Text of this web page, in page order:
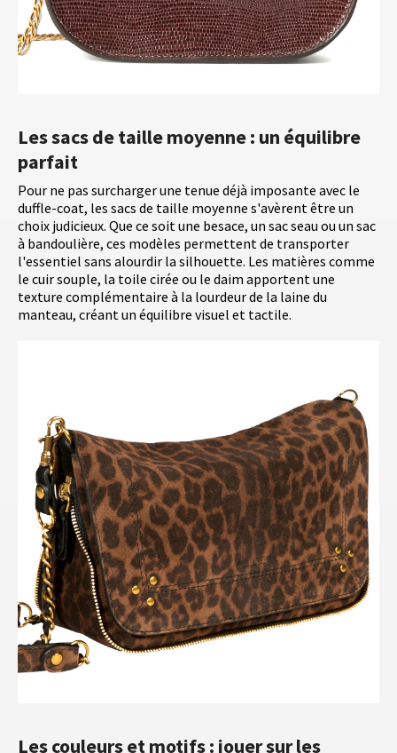
Les sacs de taille moyenne : un équilibre
parfait
Pour ne pas surcharger une tenue déjà imposante avec le
duffle-coat, les sacs de taille moyenne s'avèrent être un
choix judicieux. Que ce soit une besace, un sac seau ou un sac
à bandoulière, ces modèles permettent de transporter
l'essentiel sans alourdir la silhouette. Les matières comme
le cuir souple, la toile cirée ou le daim apportent une
texture complémentaire à la lourdeur de la laine du
manteau, créant un équilibre visuel et tactile.
Les couleurs et motifs : jouer sur les